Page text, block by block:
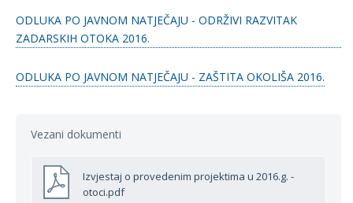
ODLUKA PO JAVNOM NATJEČAJU - ODRŽIVI RAZVITAK
ZADARSKIH OTOKA 2016.
ODLUKA PO JAVNOM NATJEČAJU - ZAŠTITA OKOLIŠA 2016.
Vezani dokumenti
Izvjestaj o provedenim projektima u 2016.g. -
otoci.pdf